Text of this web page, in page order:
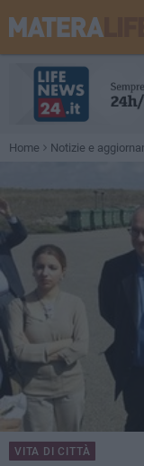
Home Notizie e
VITA DI CITTÀ